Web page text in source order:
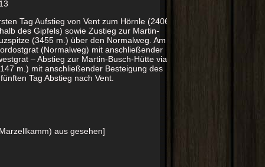
Tag Aufstieg von Vent zum Hörnle (2406
des Gipfels) sowie Zustieg zur Martin-
(3455 m.) über den Normalweg. Am
(Normalweg) mit anschließender
– Abstieg zur Martin-Busch-Hütte via
m.) mit anschließender Besteigung des
Tag Abstieg nach Vent.
aus gesehen]